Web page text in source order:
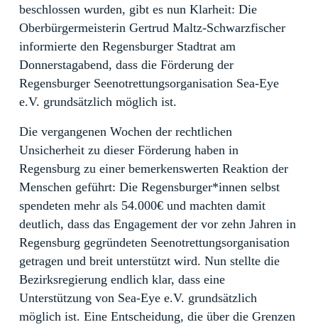
beschlossen wurden, gibt es nun Klarheit: Die
Oberbürgermeisterin Gertrud Maltz-Schwarzfischer
informierte den Regensburger Stadtrat am
Donnerstagabend, dass die Förderung der
Regensburger Seenotrettungsorganisation Sea-Eye
e.V. grundsätzlich möglich ist.
Die vergangenen Wochen der rechtlichen
Unsicherheit zu dieser Förderung haben in
Regensburg zu einer bemerkenswerten Reaktion der
Menschen geführt: Die Regensburger*innen selbst
spendeten mehr als 54.000€ und machten damit
deutlich, dass das Engagement der vor zehn Jahren in
Regensburg gegründeten Seenotrettungsorganisation
getragen und breit unterstützt wird. Nun stellte die
Bezirksregierung endlich klar, dass eine
Unterstützung von Sea-Eye e.V. grundsätzlich
möglich ist. Eine Entscheidung, die über die Grenzen